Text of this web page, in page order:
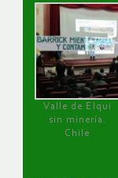
Valle de Elqui
sin minería.
Chile